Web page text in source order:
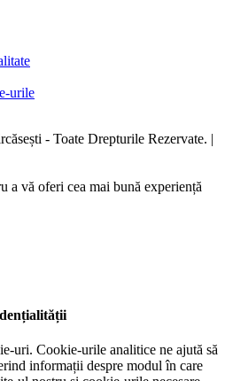
urile
- Toate Drepturile Rezervate. |
a vă oferi cea mai bună experiență
uri. Cookie-urile analitice ne ajută să
informații despre modul în care